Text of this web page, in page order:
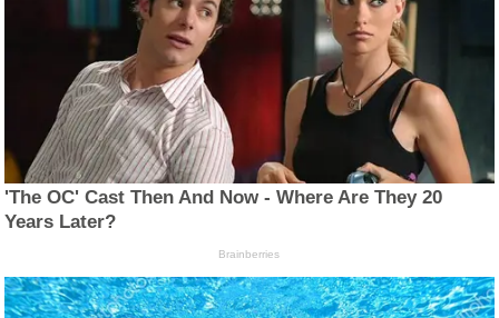
'The OC' Cast Then And Now - Where Are They 20
Years Later?
Brainberries